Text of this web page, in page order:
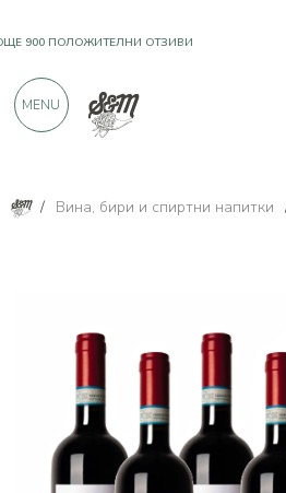
/ Вина, бири и спиртни напитки
900 ПОЛОЖИТЕЛНИ ОТЗИВИ
MENU